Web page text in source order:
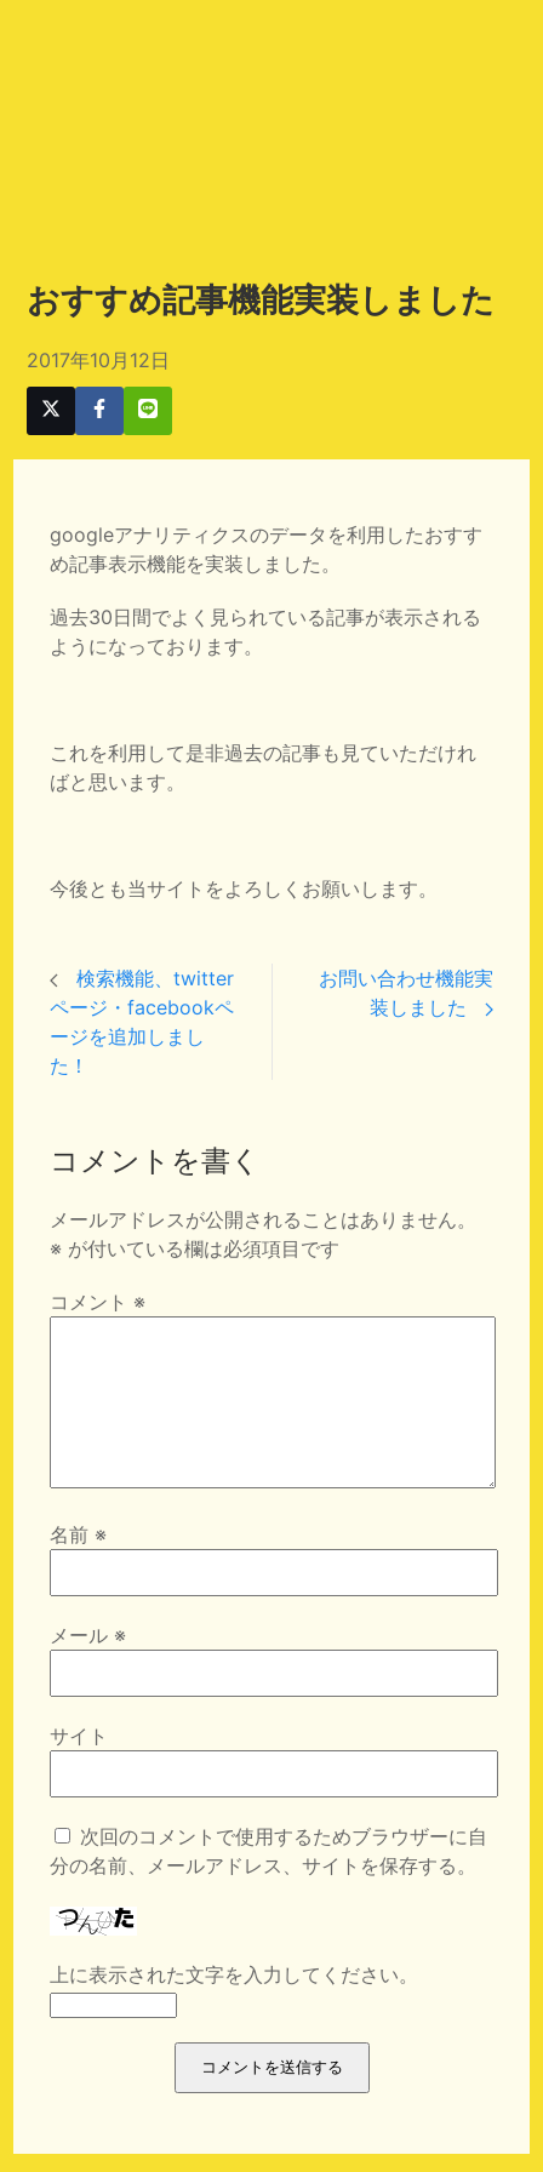
おすすめ記事機能実装しました
2017年10月12日
googleアナリティクスのデータを利用したおすす
め記事表示機能を実装しました。
過去30日間でよく見られている記事が表示される
ようになっております。
これを利用して是非過去の記事も見ていただけれ
ばと思います。
今後とも当サイトをよろしくお願いします。
検索機能、twitter
ページ・facebookペ
ージを追加しまし
た！
お問い合わせ機能実
装しました
コメントを書く
メールアドレスが公開されることはありません。
※ が付いている欄は必須項目です
コメント ※
名前 ※
メール ※
サイト
次回のコメントで使用するためブラウザーに自
分の名前、メールアドレス、サイトを保存する。
上に表示された文字を入力してください。